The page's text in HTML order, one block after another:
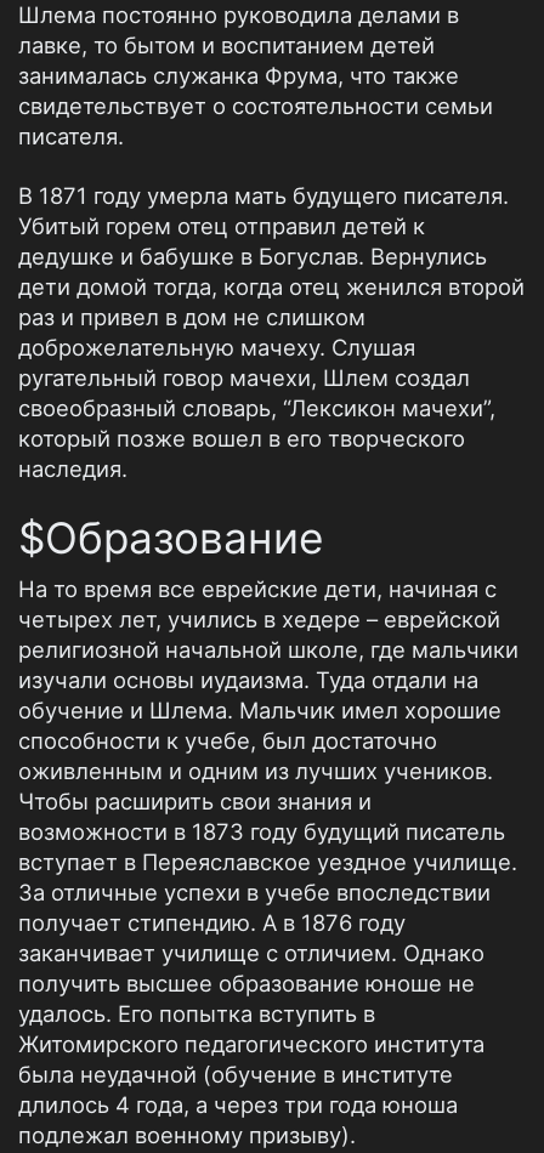
Шлема постоянно руководила делами в
лавке, то бытом и воспитанием детей
занималась служанка Фрума, что также
свидетельствует о состоятельности семьи
писателя.
В 1871 году умерла мать будущего писателя.
Убитый горем отец отправил детей к
дедушке и бабушке в Богуслав. Вернулись
дети домой тогда, когда отец женился второй
раз и привел в дом не слишком
доброжелательную мачеху. Слушая
ругательный говор мачехи, Шлем создал
своеобразный словарь, “Лексикон мачехи”,
который позже вошел в его творческого
наследия.
$Образование
На то время все еврейские дети, начиная с
четырех лет, учились в хедере – еврейской
религиозной начальной школе, где мальчики
изучали основы иудаизма. Туда отдали на
обучение и Шлема. Мальчик имел хорошие
способности к учебе, был достаточно
оживленным и одним из лучших учеников.
Чтобы расширить свои знания и
возможности в 1873 году будущий писатель
вступает в Переяславское уездное училище.
За отличные успехи в учебе впоследствии
получает стипендию. А в 1876 году
заканчивает училище с отличием. Однако
получить высшее образование юноше не
удалось. Его попытка вступить в
Житомирского педагогического института
была неудачной (обучение в институте
длилось 4 года, а через три года юноша
подлежал военному призыву).